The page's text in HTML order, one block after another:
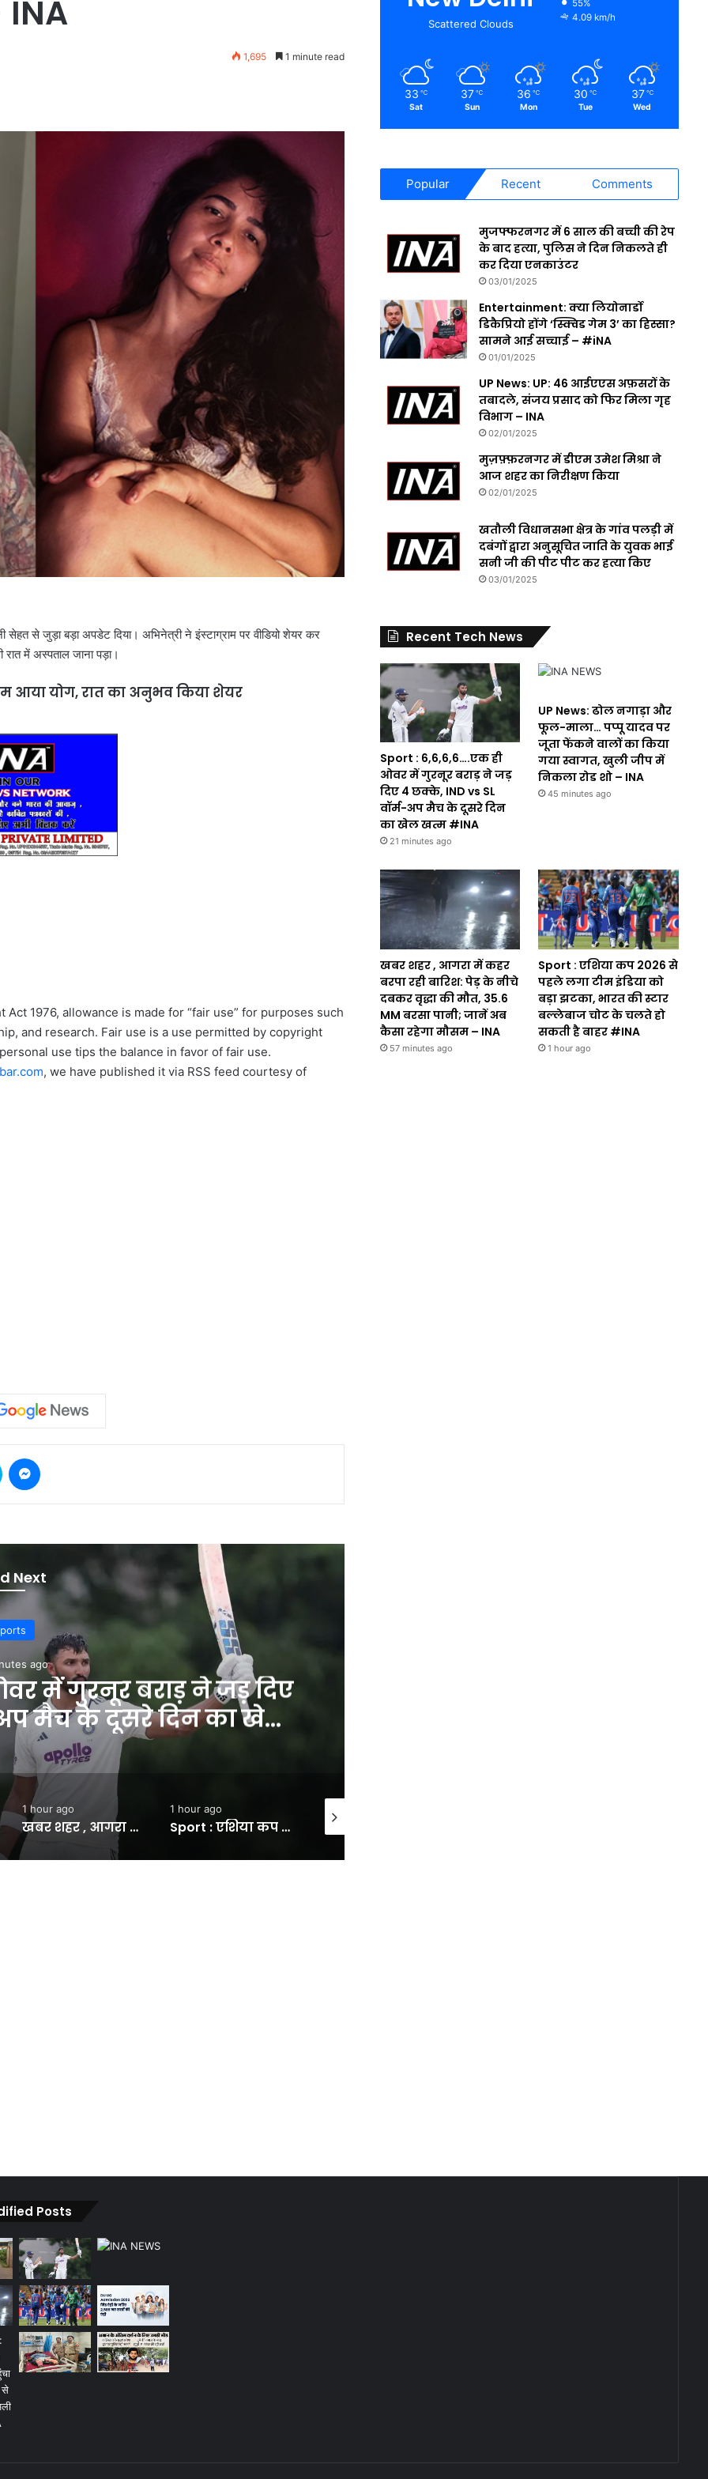
1,695 1 minute read
सेहत से जुड़ा बड़ा अपडेट दिया। अभिनेत्री ने इंस्टाग्राम पर वीडियो शेयर कर
में अस्पताल जाना पड़ा।
आया योग, रात का अनुभव किया शेयर
1976, allowance is made for “fair use” for purposes such
and research. Fair use is a use permitted by copyright
use tips the balance in favor of fair use.
, we have published it via RSS feed courtesy of
Next
ago
में गुरनूर बराड़ ने जड़ दिए
मैच के दूसरे दिन का खेल
#INA
1 hour ago
खबर शहर , आगरा में कहर बरपा रही बारिश: पेड़ के नीचे दबकर वृद्धा की माैत, 35.6 MM बरसा पानी; जानें अब कैसा रहेगा माैसम – INA
1 hour ago
Sport : एशिया कप 2026 से पहले लगा टीम इंडिया को बड़ा झटका, भारत की स्टार बल्लेबाज चोट के चलते हो सकती है बाहर #INA
Scattered Clouds
55%
4.09 km/h
33 ℃
Sat
37 ℃
Sun
36 ℃
Mon
30 ℃
Tue
37 ℃
Wed
Popular Recent Comments
मुजफ्फरनगर में 6 साल की बच्ची की रेप
के बाद हत्या, पुलिस ने दिन निकलते ही
कर दिया एनकाउंटर
03/01/2025
Entertainment: क्या लियोनार्डो
डिकैप्रियो होंगे ‘स्क्विड गेम 3’ का हिस्सा?
सामने आई सच्चाई – #iNA
01/01/2025
UP News: UP: 46 आईएएस अफ़सरों के
तबादले, संजय प्रसाद को फिर मिला गृह
विभाग – INA
02/01/2025
मुज़फ़्फ़रनगर में डीएम उमेश मिश्रा ने
आज शहर का निरीक्षण किया
02/01/2025
खतौली विधानसभा क्षेत्र के गांव पलड़ी में
दबंगों द्वारा अनुसूचित जाति के युवक भाई
सनी जी की पीट पीट कर हत्या किए
03/01/2025
Recent Tech News
Sport : 6,6,6,6….एक ही
ओवर में गुरनूर बराड़ ने जड़
दिए 4 छक्के, IND vs SL
वॉर्म-अप मैच के दूसरे दिन
का खेल खत्म #INA
21 minutes ago
UP News: ढोल नगाड़ा और
फूल-माला… पप्पू यादव पर
जूता फेंकने वालों का किया
गया स्वागत, खुली जीप में
निकला रोड शो – INA
45 minutes ago
खबर शहर , आगरा में कहर
बरपा रही बारिश: पेड़ के नीचे
दबकर वृद्धा की माैत, 35.6
MM बरसा पानी; जानें अब
कैसा रहेगा माैसम – INA
57 minutes ago
Sport : एशिया कप 2026 से
पहले लगा टीम इंडिया को
बड़ा झटका, भारत की स्टार
बल्लेबाज चोट के चलते हो
सकती है बाहर #INA
1 hour ago
Posts